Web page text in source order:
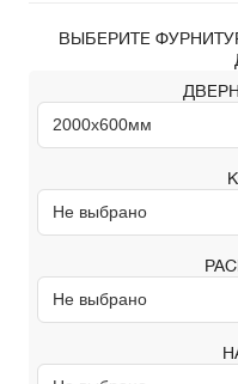
ВЫБЕРИТЕ